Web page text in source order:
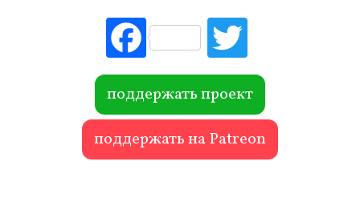
Fac
ebo
ok r
поддержать проект
поддержать на Patreon